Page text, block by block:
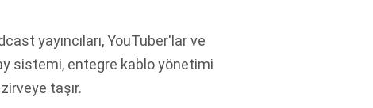
yayıncıları, YouTuber'lar ve
sistemi, entegre kablo yönetimi
taşır.